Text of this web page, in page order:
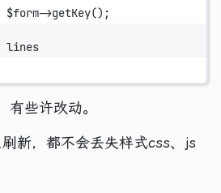
$form->getKey();
lines
有些许改动。
新，都不会丢失样式css、js